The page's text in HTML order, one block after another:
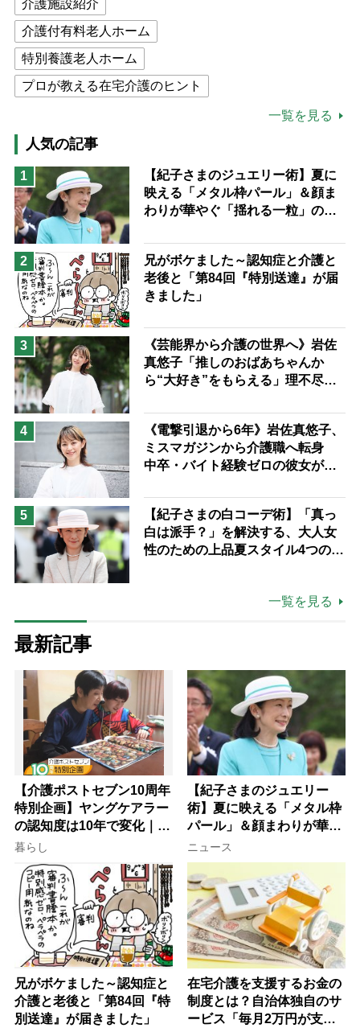
介護施設紹介
介護付有料老人ホーム
特別養護老人ホーム
プロが教える在宅介護のヒント
高木ブー
ケアマネジャー
猫が母になつきません
息子の遠距離介護サバイバル術
兄がボケました
予防法
一覧を見る
人気の記事
1
【紀子さまのジュエリー術】夏に
映える「メタル枠パール」＆顔ま
わりが華やぐ「揺れる一粒」の使
2
兄がボケました～認知症と介護と
老後と「第84回『特別送達』が届
きました」
3
《芸能界から介護の世界へ》岩佐
真悠子「推しのおばあちゃんか
ら“大好き”をもらえる」理不尽さ
場は「愛おしい」
4
《電撃引退から6年》岩佐真悠子、
ミスマガジンから介護職へ転身
中卒・バイト経験ゼロの彼女が見
ながら自分らしくいられる」
5
【紀子さまの白コーデ術】「真っ
白は派手？」を解決する、大人女
性のための上品夏スタイル4つのコ
一覧を見る
最新記事
【介護ポストセブン10周年
特別企画】ヤングケアラー
の認知度は10年で変化｜流
行語大賞にノミネート、法
律にも明記されたが果たし
て現在は？
暮らし
【紀子さまのジュエリー
術】夏に映える「メタル枠
パール」＆顔まわりが華や
ぐ「揺れる一粒」の使い分
け方
ニュース
兄がボケました～認知症と
介護と老後と「第84回『特
別送達』が届きました」
在宅介護を支援するお金の
制度とは？自治体独自のサ
ービス「毎月2万円が支給